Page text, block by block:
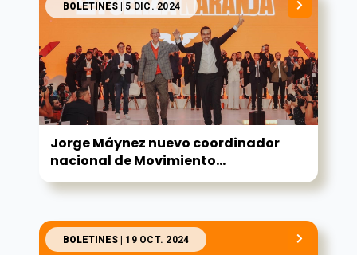
BOLETINES| 5 DIC. 2024
Jorge Máynez nuevo coordinador
nacional de Movimiento...
BOLETINES| 19 OCT. 2024